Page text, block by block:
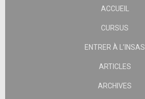
ACCUEIL
CURSUS
ENTRER À L’INSAS
ARTICLES
ARCHIVES